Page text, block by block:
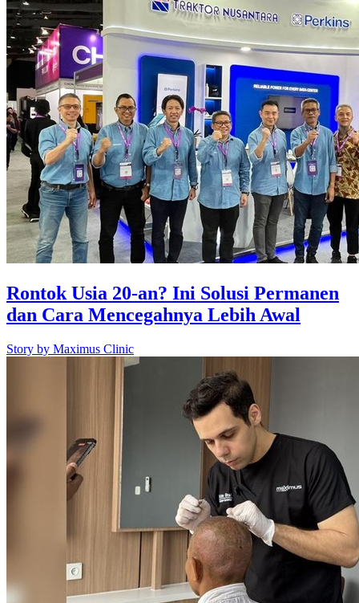
Rontok Usia 20-an? Ini Solusi Permanen
dan Cara Mencegahnya Lebih Awal
Story by Maximus Clinic